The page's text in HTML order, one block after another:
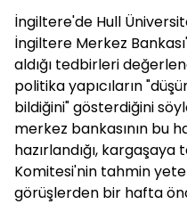
İngiltere'de Hull
İngiltere Merkez
aldığı tedbirleri
politika yapıcıların
bildiğini" gösterdiğini
merkez bankasının bu
hazırlandığı, kargaşaya
Komitesi'nin tahmin
görüşlerden bir hafta